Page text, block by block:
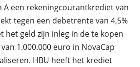
A een rekeningcourantkrediet van
tegen een debetrente van 4,5%
het geld zijn inleg in de te kopen
1.000.000 euro in NovaCap
HBU heeft het krediet